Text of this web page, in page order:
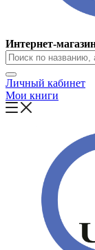
Интернет-
Личный кабинет
Мои книги